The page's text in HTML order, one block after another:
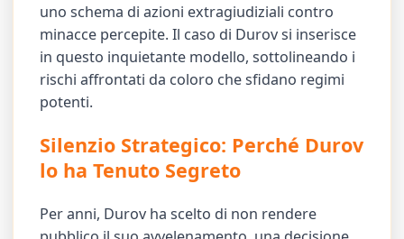
uno schema di azioni extragiudiziali contro
minacce percepite. Il caso di Durov si inserisce
in questo inquietante modello, sottolineando i
rischi affrontati da coloro che sfidano regimi
potenti.
Silenzio Strategico: Perché Durov
lo ha Tenuto Segreto
Per anni, Durov ha scelto di non rendere